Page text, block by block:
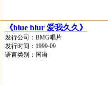
《blue blur 爱我久久》
发行公司：BMG唱片
发行时间：1999-09
语言类别：国语